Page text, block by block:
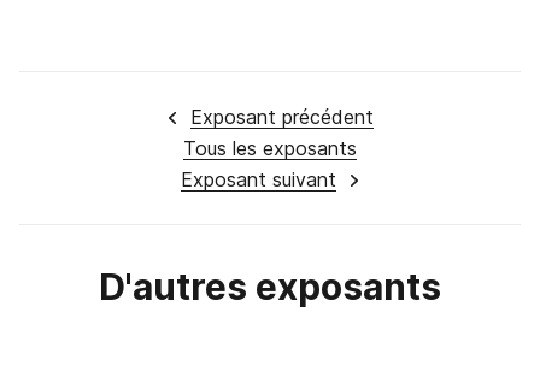
Exposant précédent
Tous les exposants
Exposant suivant
D'autres exposants